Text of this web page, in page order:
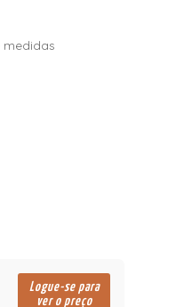
medidas
Logue-se para
ver o preço